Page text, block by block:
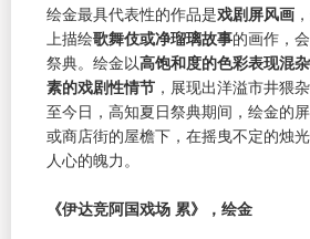
绘金最具代表性的作品是戏剧屏风画
上描绘歌舞伎或净瑠璃故事的画作，
祭典。绘金以高饱和度的色彩表现混
素的戏剧性情节 ，展现出洋溢市井猥
至今日，高知夏日祭典期间，绘金的
或商店街的屋檐下，在摇曳不定的烛
人心的魄力。
《伊达竞阿国戏场 累》，绘金